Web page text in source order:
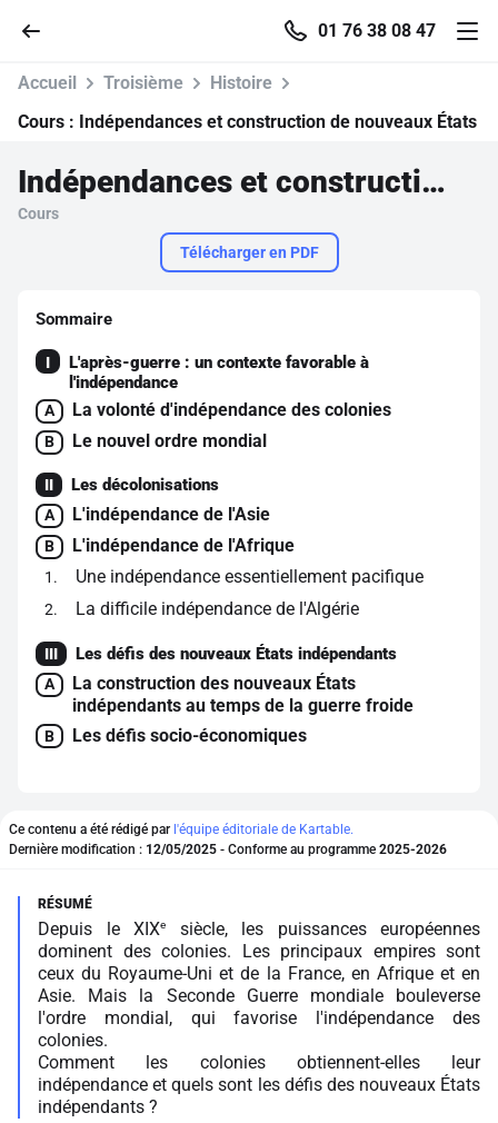
01 76 38 08 47
Accueil
Se connecter
S'inscrire gratuitement
Pour profiter de 10 contenus offerts.
Accueil Troisième
Histoire
Cours : Indépendances et construction de nouveaux États
Indépendances et construction de nouveaux États
Cours
Télécharger en PDF
Sommaire
I
L'après-guerre : un contexte favorable à
l'indépendance
A La volonté d'indépendance des colonies
B Le nouvel ordre mondial
II Les décolonisations
A L'indépendance de l'Asie
B L'indépendance de l'Afrique
1 Une indépendance essentiellement pacifique
2 La difficile indépendance de l'Algérie
III Les défis des nouveaux États indépendants
A
La construction des nouveaux États
indépendants au temps de la guerre froide
B Les défis socio-économiques
Ce contenu a été rédigé par l'équipe éditoriale de Kartable.
Dernière modification : 12/05/2025 - Conforme au programme 2025-2026
Depuis le XIXe
siècle, les puissances européennes
dominent des colonies. Les principaux empires sont
ceux du Royaume-Uni et de la France, en Afrique et en
Asie. Mais la Seconde Guerre mondiale bouleverse
l'ordre mondial, qui favorise l'indépendance des
colonies.
Comment les colonies obtiennent-elles leur
indépendance et quels sont les défis des nouveaux États
indépendants ?